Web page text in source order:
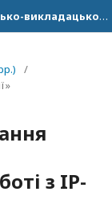
Збірники наукових праць професорсько-викладацького складу ДонНУ імені Василя Стуса.
/
з IP-